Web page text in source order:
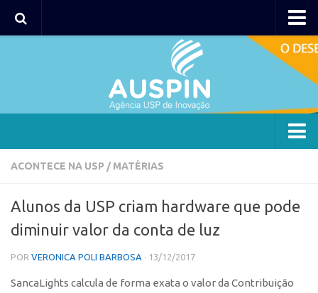
Agência
Coordenação
Polos
Polo Capital
Polo Lorena
ACONTECE NA USP / MATÉRIAS
Alunos da USP criam hardware que pode
diminuir valor da conta de luz
POR VERONICA POLI BARBOSA · 13/12/2017
SancaLights calcula de forma exata o valor da Contribuição